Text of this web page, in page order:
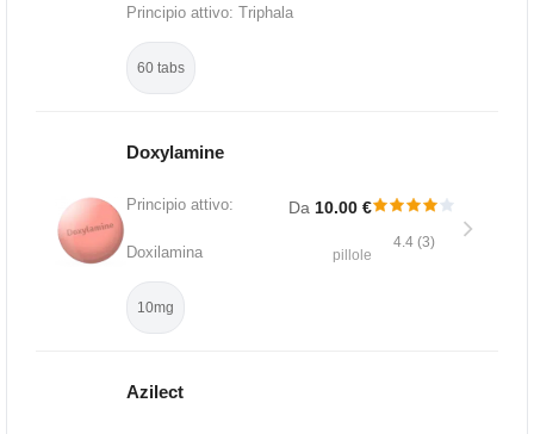
Principio attivo: Triphala
60 tabs
Doxylamine
Principio attivo:
Doxilamina
10mg
Da 10.00 €
pillole
4.4 (3)
Azilect